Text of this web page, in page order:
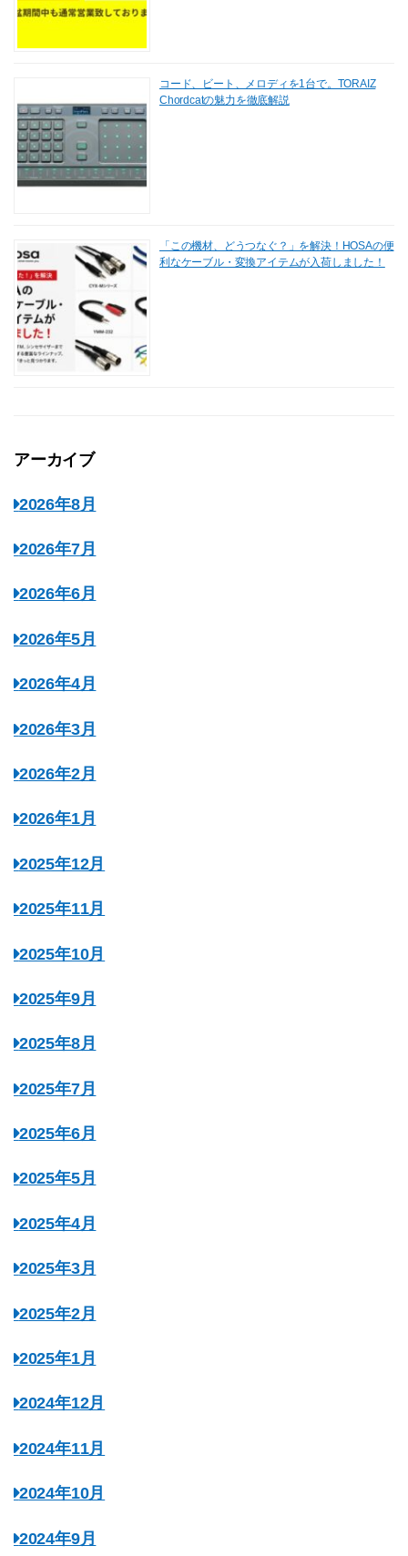
コード、ビート、メロディを1台で。TORAIZ
Chordcatの魅力を徹底解説
「この機材、どうつなぐ？」を解決！HOSAの便
利なケーブル・変換アイテムが入荷しました！
アーカイブ
2026年8月
2026年7月
2026年6月
2026年5月
2026年4月
2026年3月
2026年2月
2026年1月
2025年12月
2025年11月
2025年10月
2025年9月
2025年8月
2025年7月
2025年6月
2025年5月
2025年4月
2025年3月
2025年2月
2025年1月
2024年12月
2024年11月
2024年10月
2024年9月